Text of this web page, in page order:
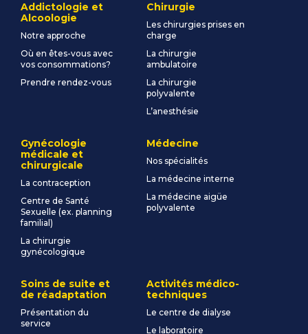
Addictologie et
Alcoologie
Notre approche
Où en êtes-vous avec
vos consommations?
Prendre rendez-vous
Chirurgie
Les chirurgies prises en
charge
La chirurgie
ambulatoire
La chirurgie
polyvalente
L’anesthésie
Gynécologie
médicale et
chirurgicale
La contraception
Centre de Santé
Sexuelle (ex. planning
familial)
La chirurgie
gynécologique
Médecine
Nos spécialités
La médecine interne
La médecine aigüe
polyvalente
Soins de suite et
de réadaptation
Présentation du
service
Activités médico-
techniques
Le centre de dialyse
Le laboratoire